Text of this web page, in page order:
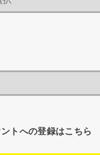
ントへの登録はこちら